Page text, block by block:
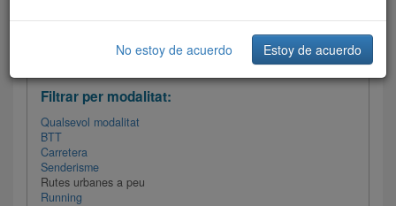
Filtrar les rutes
Filtrar per modalitat:
Qualsevol modalitat
BTT
Carretera
Senderisme
Rutes urbanes a peu
Running
No estoy de acuerdo Estoy de acuerdo